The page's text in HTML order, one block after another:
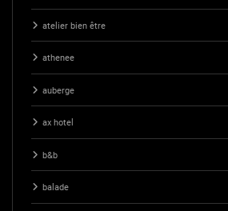
atelier bien être
athenee
auberge
ax hotel
b&b
balade